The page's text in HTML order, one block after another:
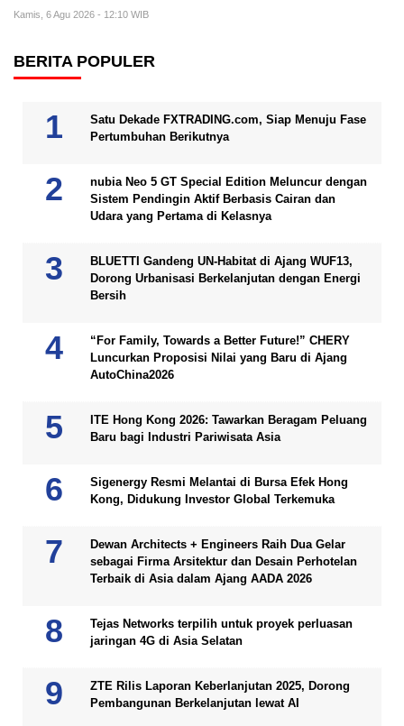
Kamis, 6 Agu 2026 - 12:10 WIB
BERITA POPULER
Satu Dekade FXTRADING.com, Siap Menuju Fase
Pertumbuhan Berikutnya
nubia Neo 5 GT Special Edition Meluncur dengan
Sistem Pendingin Aktif Berbasis Cairan dan
Udara yang Pertama di Kelasnya
BLUETTI Gandeng UN-Habitat di Ajang WUF13,
Dorong Urbanisasi Berkelanjutan dengan Energi
Bersih
“For Family, Towards a Better Future!” CHERY
Luncurkan Proposisi Nilai yang Baru di Ajang
AutoChina2026
ITE Hong Kong 2026: Tawarkan Beragam Peluang
Baru bagi Industri Pariwisata Asia
Sigenergy Resmi Melantai di Bursa Efek Hong
Kong, Didukung Investor Global Terkemuka
Dewan Architects + Engineers Raih Dua Gelar
sebagai Firma Arsitektur dan Desain Perhotelan
Terbaik di Asia dalam Ajang AADA 2026
Tejas Networks terpilih untuk proyek perluasan
jaringan 4G di Asia Selatan
ZTE Rilis Laporan Keberlanjutan 2025, Dorong
Pembangunan Berkelanjutan lewat AI